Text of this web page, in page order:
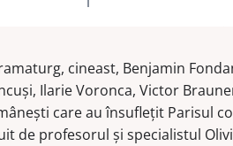
Cantitate
cineast, Benjamin
Ilarie Voronca, Victor
care au însufleţit Parisul
de profesorul şi specialistul